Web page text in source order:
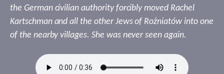
the German civilian authority forcibly moved Rachel
Kartschman and all the other Jews of Rożniatów into one
of the nearby villages. She was never seen again.